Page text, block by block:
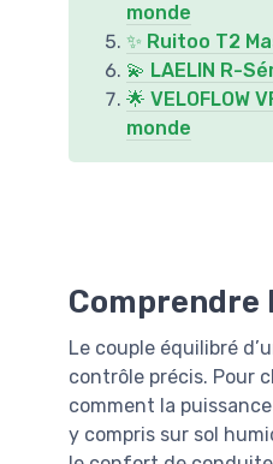
monde
✨ Ruitoo T2
💫 LAELIN R-
🌟
monde
Le couple équilibré
contrôle précis. Pour
comment la
y compris sur sol